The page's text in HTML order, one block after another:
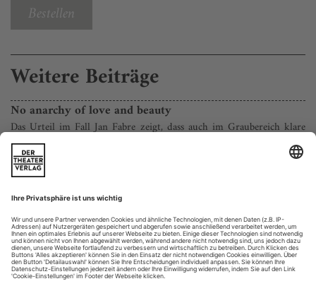
Bestellen
Weitere Beiträge
No anarchy of love and beauty
Das Urteil im Fall Jan Fabre zeigt, dass auch im Graubereich klare
Regeln gelten
Ich entschuldige mich aufrichtig bei jeder, die sich verletzt
fühlt, bei jedem, der sich wegen mir schlecht gefühlt hat. Ich
wünsche ihnen die Anarchie der Liebe und der Schönheit» –
diese handschriftlichen Zeilen hatte der belgische Künstler
und Choreograf Jan Fabre während des Prozesses gegen ihn
wegen sexueller Belästigung seinen Anwält:innen zur
Übermittlung an...